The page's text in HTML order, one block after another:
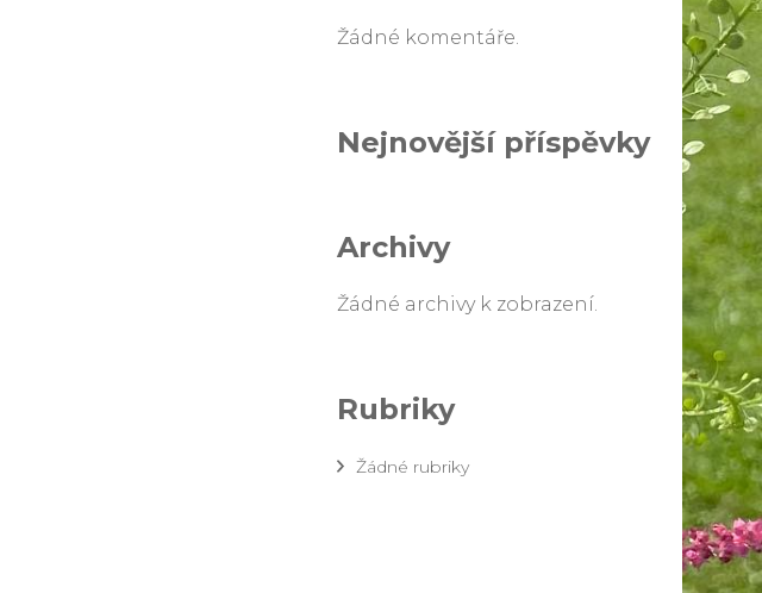
Žádné komentáře.
Nejnovější příspěvky
Archivy
Žádné archivy k zobrazení.
Rubriky
Žádné rubriky